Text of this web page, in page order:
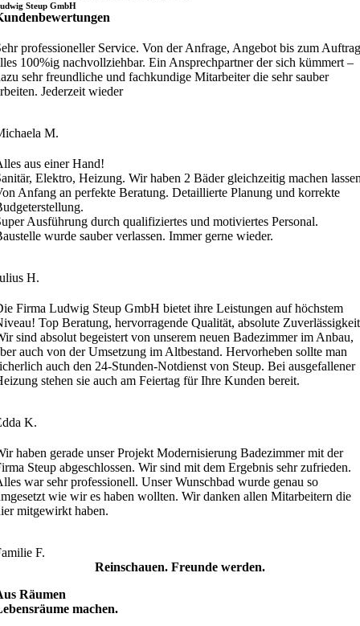
Steup GmbH
professioneller Service. Von der Anfrage, Angebot bis zum Auftrag
100%ig nachvollziehbar. Ein Ansprechpartner der sich kümmert –
sehr freundliche und fachkundige Mitarbeiter die sehr sauber
Jederzeit wieder
M.
aus einer Hand!
Elektro, Heizung. Wir haben 2 Bäder gleichzeitig machen
Anfang an perfekte Beratung. Detaillierte Planung und korrekte
Ausführung durch qualifiziertes und motiviertes Personal.
wurde sauber verlassen. Immer gerne wieder.
H.
Firma Ludwig Steup GmbH bietet ihre Leistungen auf höchstem
Top Beratung, hervorragende Qualität, absolute
sind absolut begeistert von unserem neuen Badezimmer im Anbau,
auch von der Umsetzung im Altbestand. Hervorheben sollte man
auch den 24-Stunden-Notdienst von Steup. Bei ausgefallener
stehen sie auch am Feiertag für Ihre Kunden bereit.
K.
haben gerade unser Projekt Modernisierung Badezimmer mit der
Steup abgeschlossen. Wir sind mit dem Ergebnis sehr zufrieden.
war sehr professionell. Unser Wunschbad wurde genau so
wie wir es haben wollten. Wir danken allen Mitarbeitern die
mitgewirkt haben.
F.
Reinschauen. Freunde werden.
Räumen
machen.